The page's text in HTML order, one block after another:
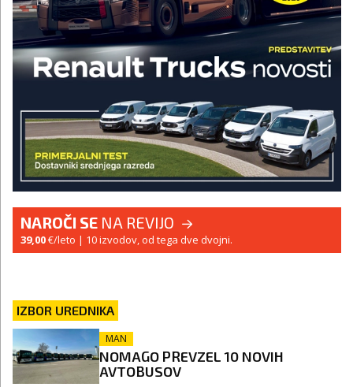
NAROČI SE NA REVIJO
39,00€/leto | 10 izvodov, od tega dve dvojni.
IZBOR UREDNIKA
MAN
NOMAGO PREVZEL 10 NOVIH
AVTOBUSOV